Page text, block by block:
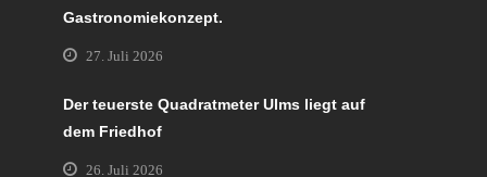
Gastronomiekonzept.
27. Juli 2026
Der teuerste Quadratmeter Ulms liegt auf
dem Friedhof
26. Juli 2026